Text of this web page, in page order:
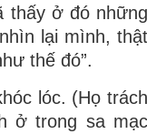
thấy ở đó những
lại mình, thật
thế đó”.
lóc. (Họ trách
ở trong sa mạc